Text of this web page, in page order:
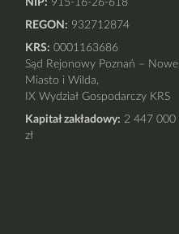
REGON: 932712874
KRS: 0001163686
Sąd Rejonowy Poznań – Nowe
Miasto i Wilda,
IX Wydział Gospodarczy KRS
Kapitał zakładowy: 2 447 000
zł